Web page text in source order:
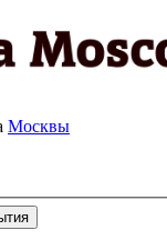
Москвы